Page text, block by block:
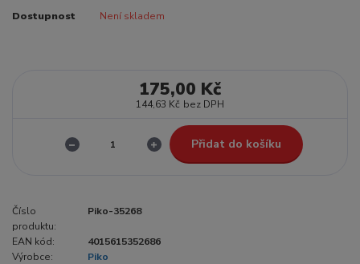
Dostupnost Není skladem
175,00 Kč
144,63 Kč bez DPH
Přidat do košíku
Číslo
produktu:
Piko-35268
EAN kód:
4015615352686
Výrobce:
Piko